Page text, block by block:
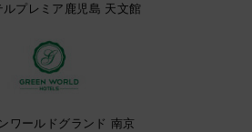
ルプレミア鹿児島 天文館
ワールドグランド 南京